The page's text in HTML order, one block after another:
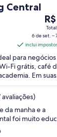
Central
O
é
de
R$
por
de
6 de set. –
inclui
para
Fi grátis, café
Em suas
...
avaliações)
da manha e a
foi muito